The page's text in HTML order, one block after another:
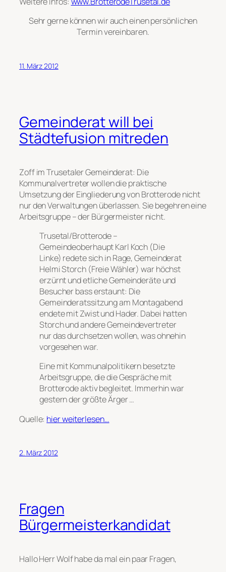
Sehr gerne können wir auch einen persönlichen
Termin vereinbaren.
11. März 2012
Gemeinderat will bei
Städtefusion mitreden
Zoff im Trusetaler Gemeinderat: Die
Kommunalvertreter wollen die praktische
Umsetzung der Eingliederung von Brotterode nicht
nur den Verwaltungen überlassen. Sie begehren eine
Arbeitsgruppe – der Bürgermeister nicht.
Trusetal/Brotterode –
Gemeindeoberhaupt Karl Koch (Die
Linke) redete sich in Rage, Gemeinderat
Helmi Storch (Freie Wähler) war höchst
erzürnt und etliche Gemeinderäte und
Besucher bass erstaunt: Die
Gemeinderatssitzung am Montagabend
endete mit Zwist und Hader. Dabei hatten
Storch und andere Gemeindevertreter
nur das durchsetzen wollen, was ohnehin
vorgesehen war.
Eine mit Kommunalpolitikern besetzte
Arbeitsgruppe, die die Gespräche mit
Brotterode aktiv begleitet. Immerhin war
gestern der größte Ärger …
Quelle: hier weiterlesen…
2. März 2012
Fragen
Bürgermeisterkandidat
Hallo Herr Wolf habe da mal ein paar Fragen,